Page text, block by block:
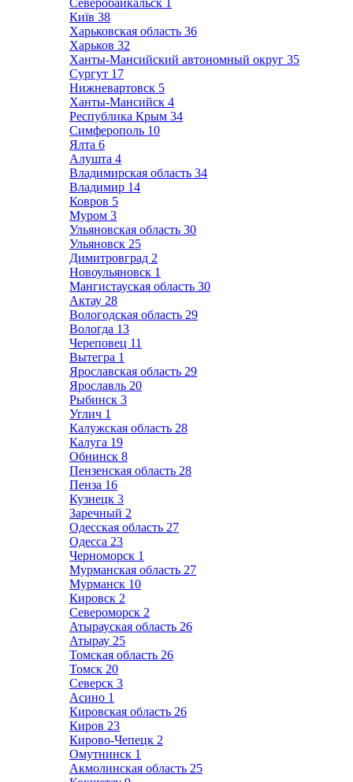
Северобайкальск 1
Київ 38
Харьковская область 36
Харьков 32
Ханты-Мансийский автономный округ 35
Сургут 17
Нижневартовск 5
Ханты-Мансийск 4
Республика Крым 34
Симферополь 10
Ялта 6
Алушта 4
Владимирская область 34
Владимир 14
Ковров 5
Муром 3
Ульяновская область 30
Ульяновск 25
Димитровград 2
Новоульяновск 1
Мангистауская область 30
Актау 28
Вологодская область 29
Вологда 13
Череповец 11
Вытегра 1
Ярославская область 29
Ярославль 20
Рыбинск 3
Углич 1
Калужская область 28
Калуга 19
Обнинск 8
Пензенская область 28
Пенза 16
Кузнецк 3
Заречный 2
Одесская область 27
Одесса 23
Черноморск 1
Мурманская область 27
Мурманск 10
Кировск 2
Североморск 2
Атырауская область 26
Атырау 25
Томская область 26
Томск 20
Северск 3
Асино 1
Кировская область 26
Киров 23
Кирово-Чепецк 2
Омутнинск 1
Акмолинская область 25